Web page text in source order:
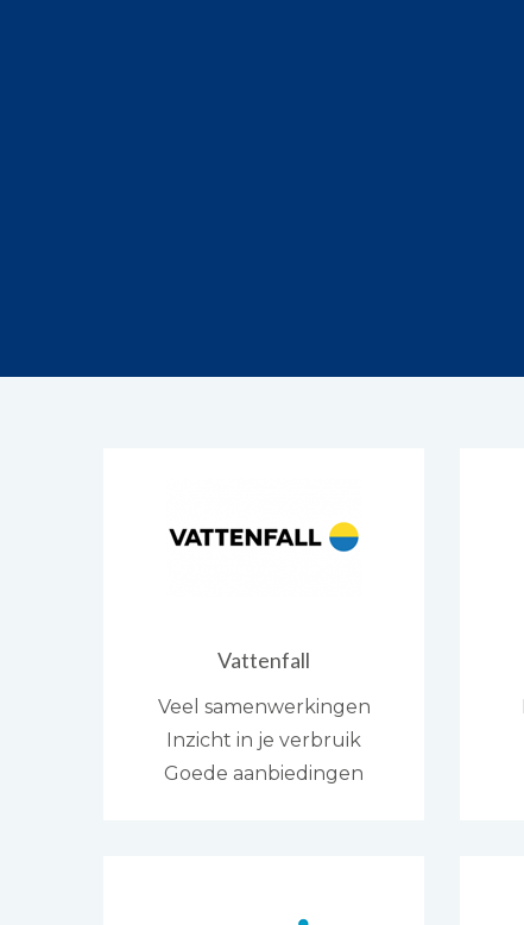
Vattenfall
Veel samenwerkingen
Inzicht in je verbruik
Goede aanbiedingen